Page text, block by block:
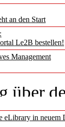
an den Start
Le2B bestellen!
Management
eLibrary in neuem
über